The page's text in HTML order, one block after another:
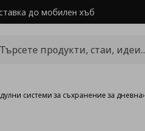
до мобилен хъб
системи за съхранение за дневна›